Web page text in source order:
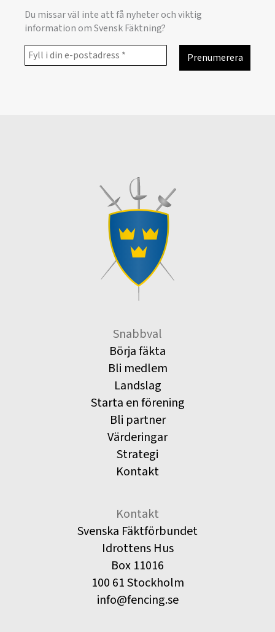
Du missar väl inte att få nyheter och viktig
information om Svensk Fäktning?
Snabbval
Börja fäkta
Bli medlem
Landslag
Starta en förening
Bli partner
Värderingar
Strategi
Kontakt
Kontakt
Svenska Fäktförbundet
Idrottens Hus
Box 11016
100 61 Stockholm
info@fencing.se